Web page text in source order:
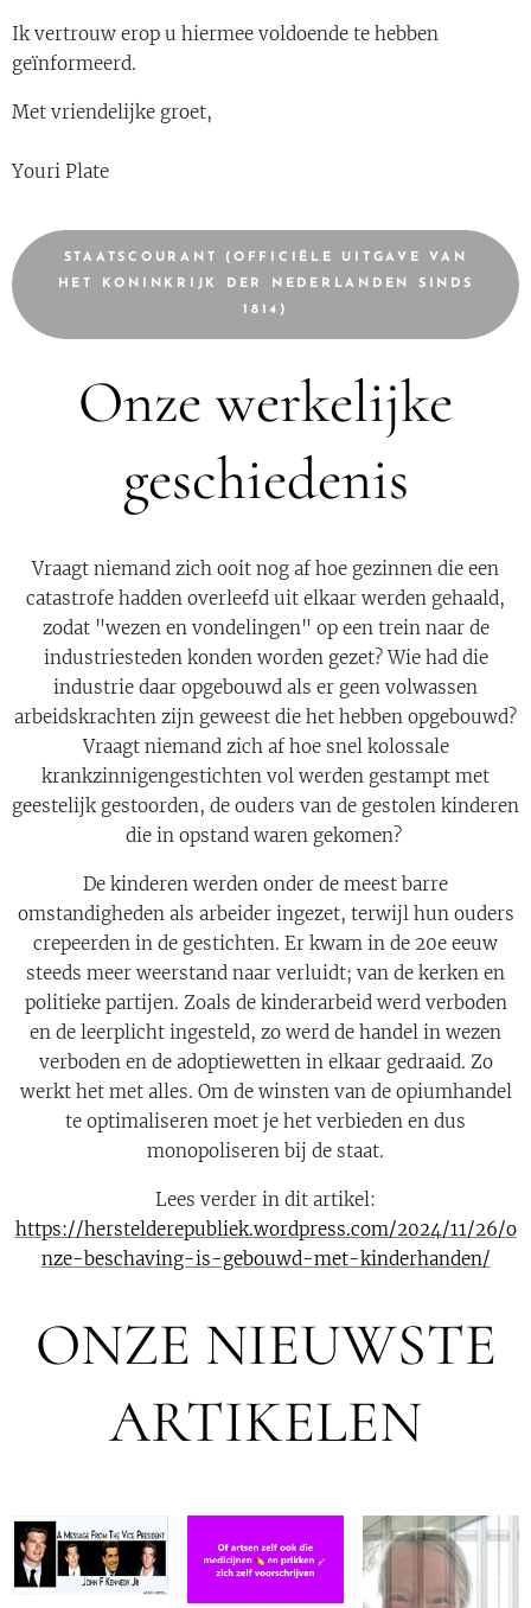
Ik vertrouw erop u hiermee voldoende te hebben
geïnformeerd.
Met vriendelijke groet,
Youri Plate
STAATSCOURANT (OFFICIËLE UITGAVE VAN
HET KONINKRIJK DER NEDERLANDEN SINDS
1814)
Onze werkelijke
geschiedenis
Vraagt niemand zich ooit nog af hoe gezinnen die een
catastrofe hadden overleefd uit elkaar werden gehaald,
zodat "wezen en vondelingen" op een trein naar de
industriesteden konden worden gezet? Wie had die
industrie daar opgebouwd als er geen volwassen
arbeidskrachten zijn geweest die het hebben opgebouwd?
Vraagt niemand zich af hoe snel kolossale
krankzinnigengestichten vol werden gestampt met
geestelijk gestoorden, de ouders van de gestolen kinderen
die in opstand waren gekomen?
De kinderen werden onder de meest barre
omstandigheden als arbeider ingezet, terwijl hun ouders
crepeerden in de gestichten. Er kwam in de 20e eeuw
steeds meer weerstand naar verluidt; van de kerken en
politieke partijen. Zoals de kinderarbeid werd verboden
en de leerplicht ingesteld, zo werd de handel in wezen
verboden en de adoptiewetten in elkaar gedraaid. Zo
werkt het met alles. Om de winsten van de opiumhandel
te optimaliseren moet je het verbieden en dus
monopoliseren bij de staat.
Lees verder in dit artikel:
https://herstelderepubliek.wordpress.com/2024/11/26/o
nze-beschaving-is-gebouwd-met-kinderhanden/
ONZE NIEUWSTE
ARTIKELEN